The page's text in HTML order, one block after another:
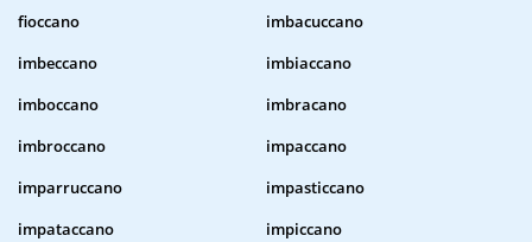
fioccano
imbacuccano
imbeccano
imbiaccano
imboccano
imbracano
imbroccano
impaccano
imparruccano
impasticcano
impataccano
impiccano